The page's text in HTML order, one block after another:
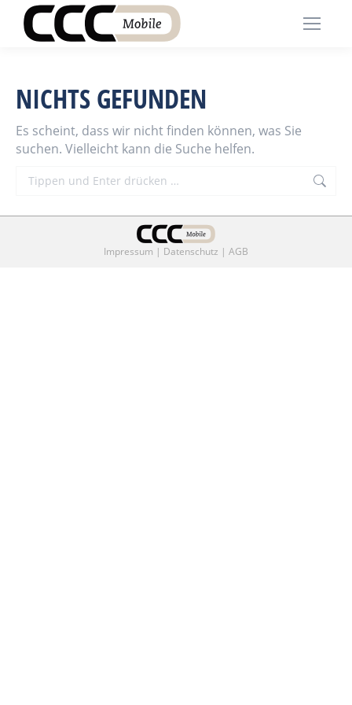
NICHTS GEFUNDEN
Es scheint, dass wir nicht finden können, was Sie
suchen. Vielleicht kann die Suche helfen.
Search:
Impressum | Datenschutz | AGB